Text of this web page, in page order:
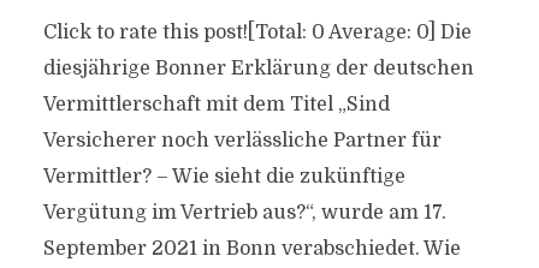
Click to rate this post![Total: 0 Average: 0] Die
diesjährige Bonner Erklärung der deutschen
Vermittlerschaft mit dem Titel „Sind
Versicherer noch verlässliche Partner für
Vermittler? – Wie sieht die zukünftige
Vergütung im Vertrieb aus?“, wurde am 17.
September 2021 in Bonn verabschiedet. Wie